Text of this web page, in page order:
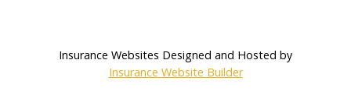
Insurance Websites Designed and Hosted by
Insurance Website Builder